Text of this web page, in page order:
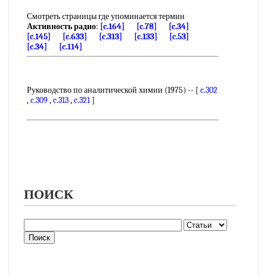
Смотреть страницы где упоминается термин
Активность радио: [c.164] [c.78]
[c.34]
[c.145]
[c.633] [c.313] [c.133]
[c.53]
[c.34]
[c.114]
Руководство по аналитической химии (1975) -- [ c.302
,c.309,c.313,c.321]
ПОИСК